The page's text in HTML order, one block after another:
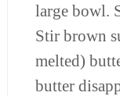
large bowl.
Stir brown
melted)
butter